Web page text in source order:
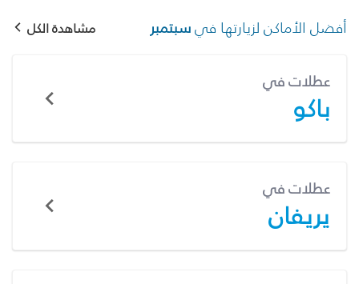
أفضل الأماكن لزيارتها فيسبتمبر مشاهدة الكل
عطلات في
باكو
عطلات في
يريفان